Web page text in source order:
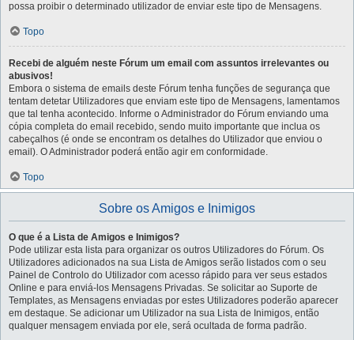
possa proibir o determinado utilizador de enviar este tipo de Mensagens.
Topo
Recebi de alguém neste Fórum um email com assuntos irrelevantes ou
abusivos!
Embora o sistema de emails deste Fórum tenha funções de segurança que
tentam detetar Utilizadores que enviam este tipo de Mensagens, lamentamos
que tal tenha acontecido. Informe o Administrador do Fórum enviando uma
cópia completa do email recebido, sendo muito importante que inclua os
cabeçalhos (é onde se encontram os detalhes do Utilizador que enviou o
email). O Administrador poderá então agir em conformidade.
Topo
Sobre os Amigos e Inimigos
O que é a Lista de Amigos e Inimigos?
Pode utilizar esta lista para organizar os outros Utilizadores do Fórum. Os
Utilizadores adicionados na sua Lista de Amigos serão listados com o seu
Painel de Controlo do Utilizador com acesso rápido para ver seus estados
Online e para enviá-los Mensagens Privadas. Se solicitar ao Suporte de
Templates, as Mensagens enviadas por estes Utilizadores poderão aparecer
em destaque. Se adicionar um Utilizador na sua Lista de Inimigos, então
qualquer mensagem enviada por ele, será ocultada de forma padrão.